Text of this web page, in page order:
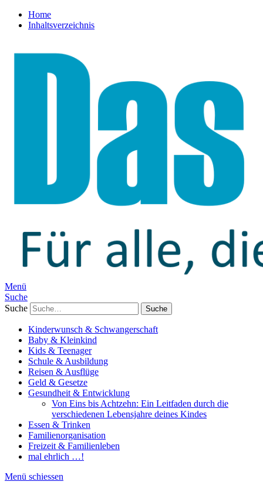
Home
Inhaltsverzeichnis
Menü
Suche
Suche
Kinderwunsch & Schwangerschaft
Baby & Kleinkind
Kids & Teenager
Schule & Ausbildung
Reisen & Ausflüge
Geld & Gesetze
Gesundheit & Entwicklung
Von Eins bis Achtzehn: Ein Leitfaden durch die
verschiedenen Lebensjahre deines Kindes
Essen & Trinken
Familienorganisation
Freizeit & Familienleben
mal ehrlich …!
Menü schiessen